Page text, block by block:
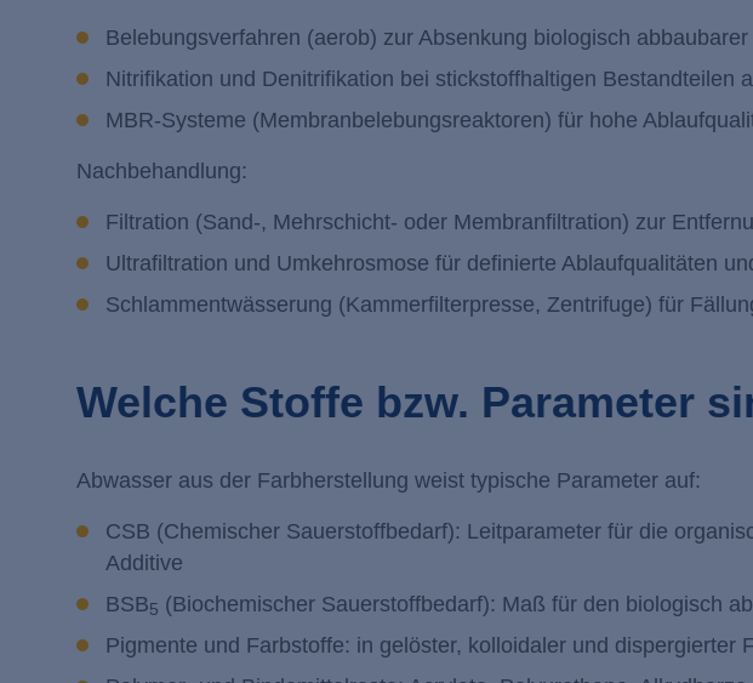
Belebungsverfahren (aerob) zur Absenkung biologisch
Nitrifikation und Denitrifikation bei stickstoffhaltigen Bestandteilen
MBR-Systeme (Membranbelebungsreaktoren) für hohe
Nachbehandlung:
Filtration (Sand-, Mehrschicht- oder Membranfiltration) zur
Ultrafiltration und Umkehrosmose für definierte Ablaufqualitäten
Schlammentwässerung (Kammerfilterpresse, Zentrifuge) für
Welche Stoffe bzw. Parameter
Abwasser aus der Farbherstellung weist typische Parameter auf:
CSB (Chemischer Sauerstoffbedarf): Leitparameter für die
Additive
BSB5 (Biochemischer Sauerstoffbedarf): Maß für den biologisch
Pigmente und Farbstoffe: in gelöster, kolloidaler und